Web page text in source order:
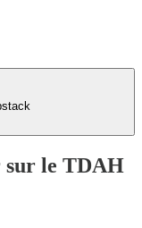
sur le TDAH